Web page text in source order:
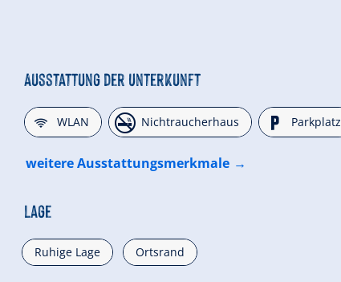
Ausstattung der Unterkunft
🜉WLAN 🏝Nichtraucherhaus 🐈Parkplatz
weitere Ausstattungsmerkmale
Lage
Ruhige Lage Ortsrand